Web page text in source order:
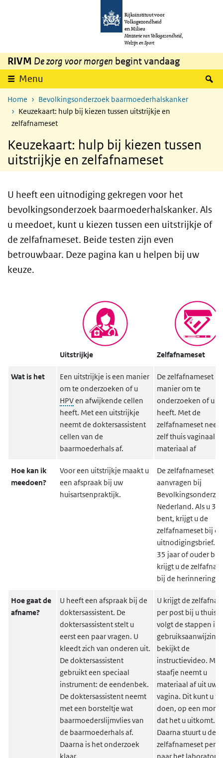
Overslaan en naar de inhoud gaan
Rijksinstituut voor
Volksgezondheid
en Milieu
Ministerie van Volksgezondheid,
Welzijn en Sport
RIVM De zorg voor morgen begint vandaag
Menu
Home
Bevolkingsonderzoek baarmoederhalskanker
Keuzekaart: hulp bij kiezen tussen uitstrijkje en
zelfafnameset
Keuzekaart: hulp bij kiezen tussen
uitstrijkje en zelfafnameset
U heeft een uitnodiging gekregen voor het
bevolkingsonderzoek baarmoederhalskanker. Als
u meedoet, kunt u kiezen tussen een uitstrijkje of
de zelfafnameset. Beide testen zijn even
betrouwbaar. Deze pagina kan u helpen bij uw
keuze.
Uitstrijkje Zelfafnameset
Wat is het
Een uitstrijkje is een manier
om te onderzoeken of u
HPVen afwijkende cellen
heeft. Met een uitstrijkje
neemt de doktersassistent
cellen van de
baarmoederhals af.
De zelfafnameset is
manier om te
onderzoeken of u
heeft. Met de
zelfafnameset
zelf thuis vaginaal
materiaal af
Hoe kan ik
meedoen?
Voor een uitstrijkje maakt u
een afspraak bij uw
huisartsenpraktijk.
De zelfafnameset
aanvragen bij
Nederland. Als u 30
bent, krijgt u de
zelfafnameset bij de
uitnodigingsbrief.
35 jaar of ouder
krijgt u de
bij de
Hoe gaat de
afname?
U heeft een afspraak bij de
doktersassistent. De
doktersassistent stelt u
eerst een paar vragen. U
kleedt zich van onderen uit.
De doktersassistent
gebruikt een speciaal
instrument: de eendenbek.
De doktersassistent neemt
met een borsteltje wat
baarmoederslijmvlies van
de baarmoederhals af.
Daarna is het onderzoek
U krijgt de
per post bij u thuis.
volgt de stappen in
gebruiksaanwijzing
bekijkt de
instructievideo.
staafje neemt u
materiaal af uit uw
vagina. Dit kunt u
doen, op een
dat het u uitkomt.
Daarna stuurt u de
zelfafnameset per